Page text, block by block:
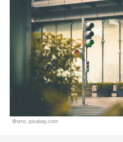
Фото: pixabay.com